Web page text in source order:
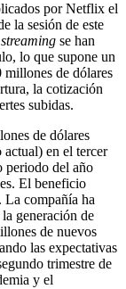
por Netflix el
la sesión de este
streaming se han
lo que supone un
millones de dólares
la cotización
subidas.
de dólares
en el tercer
periodo del año
El beneficio
La compañía ha
generación de
de nuevos
las expectativas
trimestre de
y el